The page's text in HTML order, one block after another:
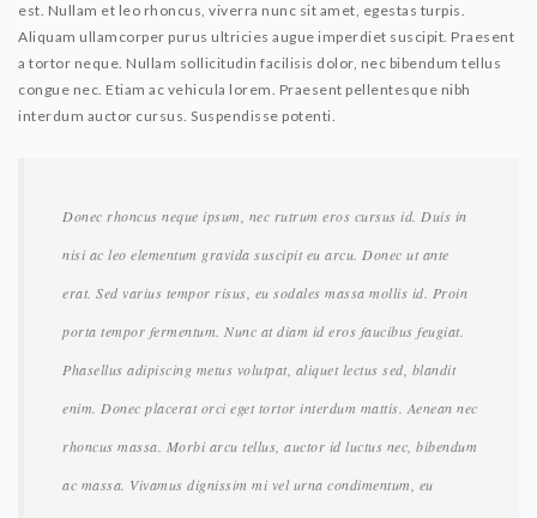
est. Nullam et leo rhoncus, viverra nunc sit amet, egestas turpis.
Aliquam ullamcorper purus ultricies augue imperdiet suscipit. Praesent
a tortor neque. Nullam sollicitudin facilisis dolor, nec bibendum tellus
congue nec. Etiam ac vehicula lorem. Praesent pellentesque nibh
interdum auctor cursus. Suspendisse potenti.
Donec rhoncus neque ipsum, nec rutrum eros cursus id. Duis in
nisi ac leo elementum gravida suscipit eu arcu. Donec ut ante
erat. Sed varius tempor risus, eu sodales massa mollis id. Proin
porta tempor fermentum. Nunc at diam id eros faucibus feugiat.
Phasellus adipiscing metus volutpat, aliquet lectus sed, blandit
enim. Donec placerat orci eget tortor interdum mattis. Aenean nec
rhoncus massa. Morbi arcu tellus, auctor id luctus nec, bibendum
ac massa. Vivamus dignissim mi vel urna condimentum, eu